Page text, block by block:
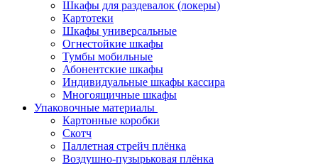
Шкафы для раздевалок (локеры)
Картотеки
Шкафы универсальные
Огнестойкие шкафы
Тумбы мобильные
Абонентские шкафы
Индивидуальные шкафы кассира
Многоящичные шкафы
Упаковочные материалы
Картонные коробки
Скотч
Паллетная стрейч плёнка
Воздушно-пузырьковая плёнка